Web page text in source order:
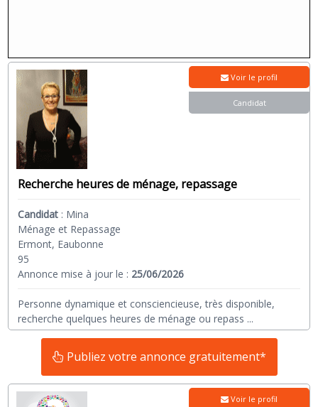
Recherche heures de ménage, repassage
Candidat : Mina
Ménage et Repassage
Ermont, Eaubonne
95
Annonce mise à jour le : 25/06/2026
Personne dynamique et consciencieuse, très disponible,
recherche quelques heures de ménage ou repass ...
Voir le profil
Candidat
Publiez votre annonce gratuitement*
Voir le profil